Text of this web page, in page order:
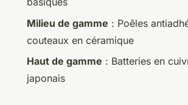
Milieu de gamme : Poêles
couteaux en céramique
Haut de gamme : Batteries en
japonais